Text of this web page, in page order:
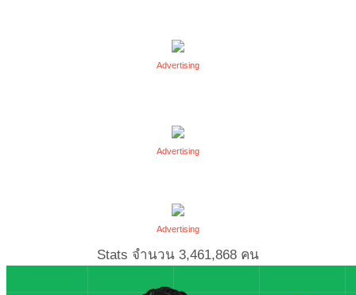
Advertising
Advertising
Advertising
Stats จำนวน 3,461,868 คน